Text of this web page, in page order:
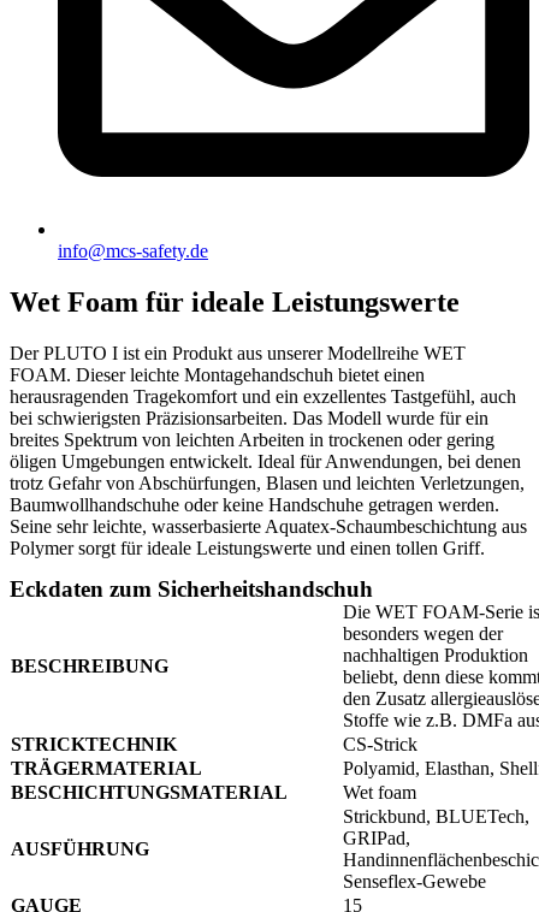
info@mcs-safety.de
Wet Foam für ideale Leistungswerte
Der PLUTO I ist ein Produkt aus unserer Modellreihe WET
FOAM. Dieser leichte Montagehandschuh bietet einen
herausragenden Tragekomfort und ein exzellentes Tastgefühl, auch
bei schwierigsten Präzisionsarbeiten. Das Modell wurde für ein
breites Spektrum von leichten Arbeiten in trockenen oder gering
öligen Umgebungen entwickelt. Ideal für Anwendungen, bei denen
trotz Gefahr von Abschürfungen, Blasen und leichten Verletzungen,
Baumwollhandschuhe oder keine Handschuhe getragen werden.
Seine sehr leichte, wasserbasierte Aquatex-Schaumbeschichtung aus
Polymer sorgt für ideale Leistungswerte und einen tollen Griff.
Eckdaten zum Sicherheitshandschuh
BESCHREIBUNG
Die WET FOAM-Serie
besonders wegen der
nachhaltigen Produktion
beliebt, denn diese
den Zusatz
Stoffe wie z.B. DMFa
STRICKTECHNIK
CS-Strick
TRÄGERMATERIAL
Polyamid, Elasthan,
BESCHICHTUNGSMATERIAL
Wet foam
AUSFÜHRUNG
Strickbund, BLUETech,
GRIPad,
Senseflex-Gewebe
GAUGE
15